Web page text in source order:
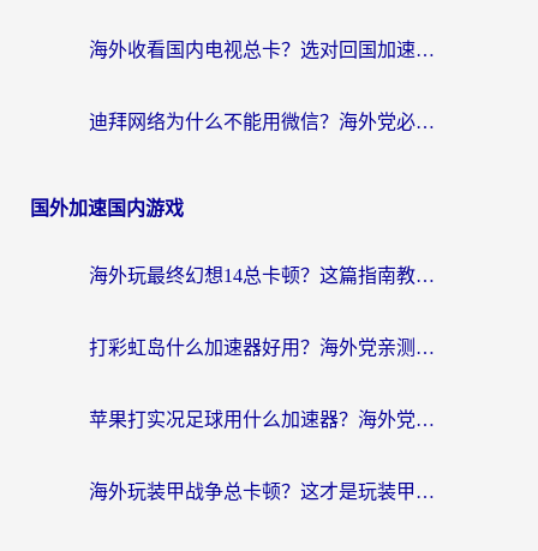
海外收看国内电视总卡？选对回国加速器，让你流畅追《狂飙》《长相思》
迪拜网络为什么不能用微信？海外党必看的回国加速解决方案
国外加速国内游戏
海外玩最终幻想14总卡顿？这篇指南教你选对加速器（附非洲美国玩家实测）
打彩虹岛什么加速器好用？海外党亲测的国服游戏加速终极指南
苹果打实况足球用什么加速器？海外党亲测有效的国服游戏加速指南
海外玩装甲战争总卡顿？这才是玩装甲战争最好的加速器（附马来西亚玩重装上阵攻略）